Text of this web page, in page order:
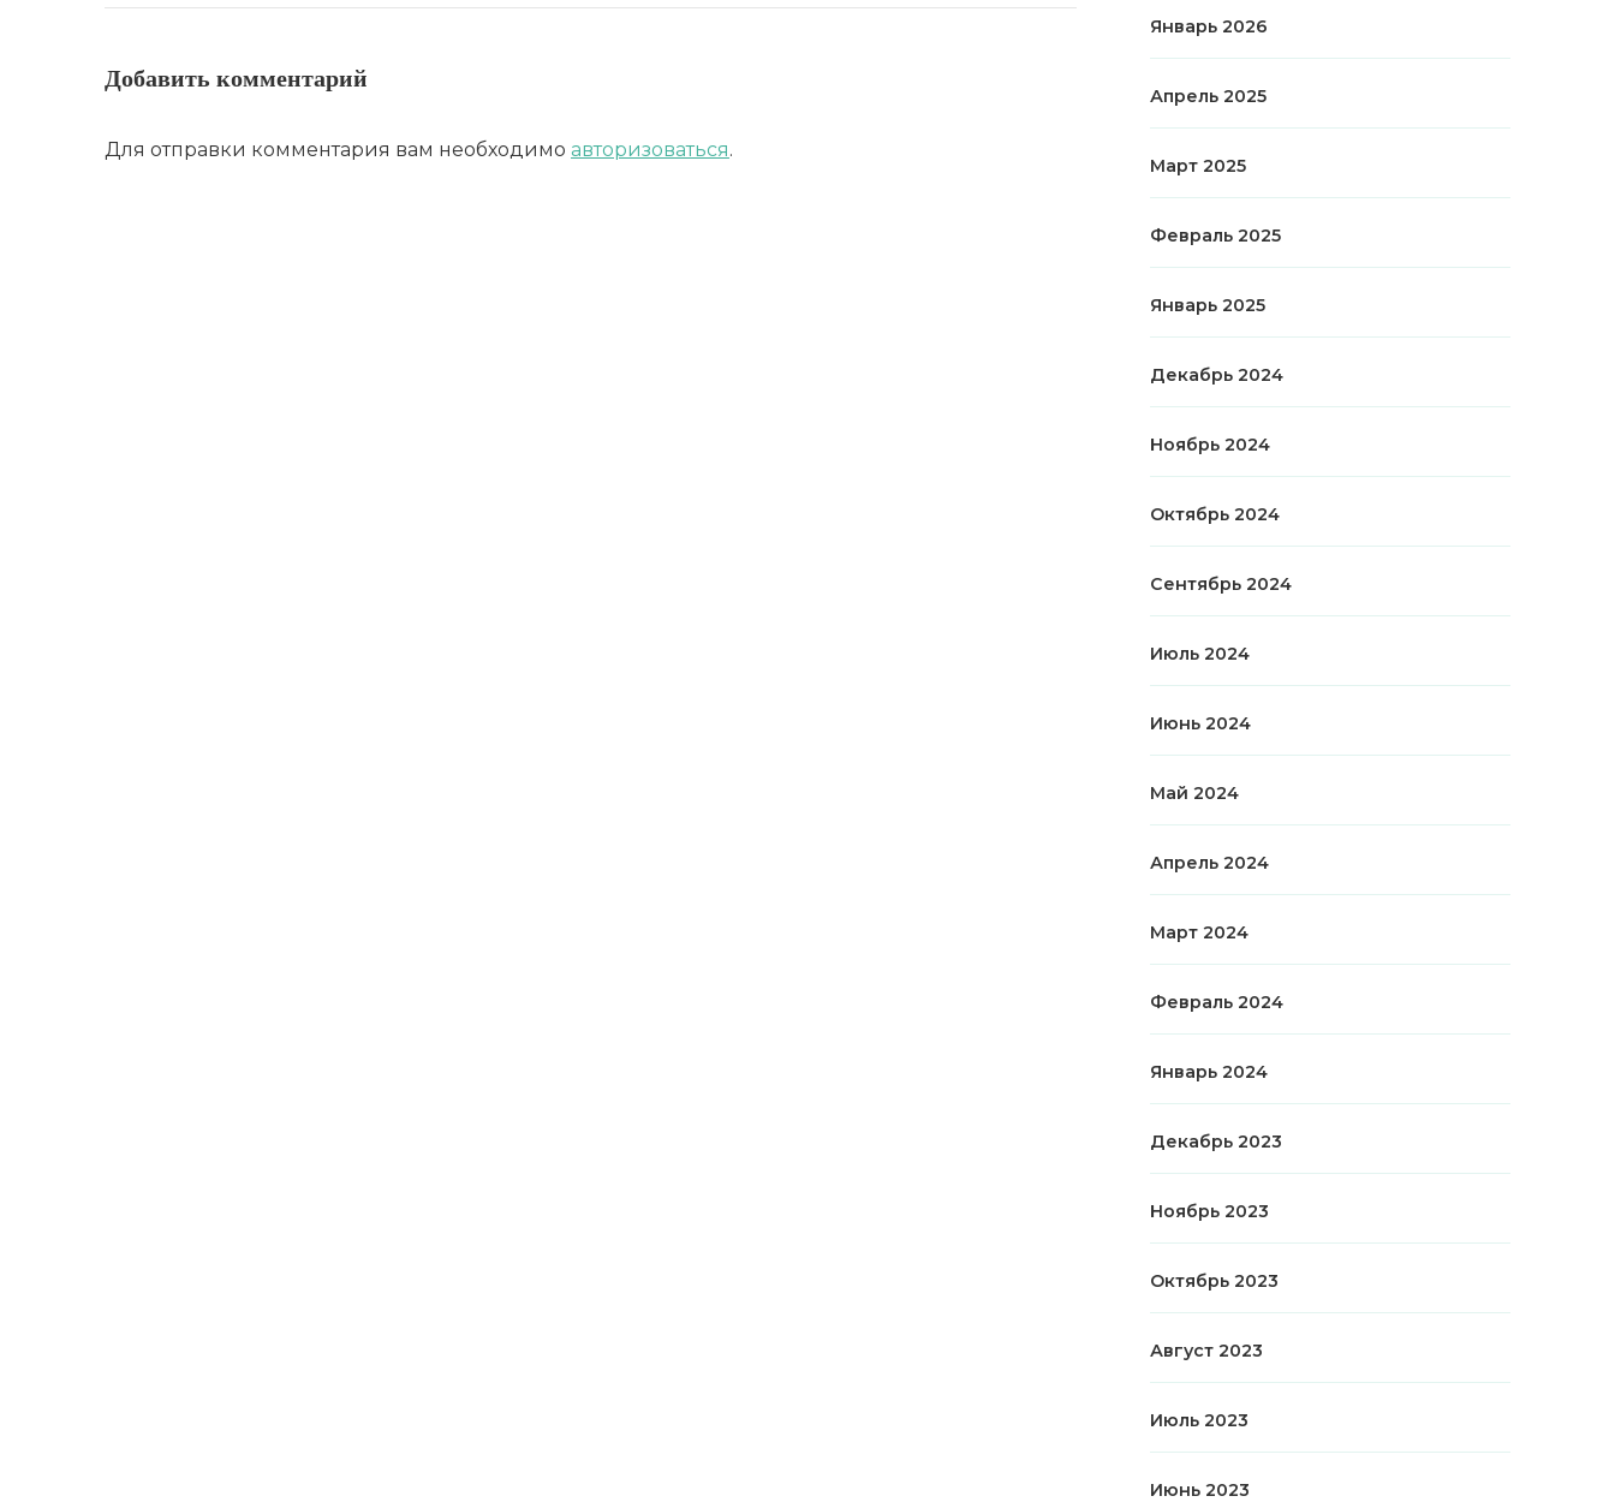
Добавить комментарий
Для отправки комментария вам необходимо авторизоваться.
Январь 2026
Апрель 2025
Март 2025
Февраль 2025
Январь 2025
Декабрь 2024
Ноябрь 2024
Октябрь 2024
Сентябрь 2024
Июль 2024
Июнь 2024
Май 2024
Апрель 2024
Март 2024
Февраль 2024
Январь 2024
Декабрь 2023
Ноябрь 2023
Октябрь 2023
Август 2023
Июль 2023
Июнь 2023